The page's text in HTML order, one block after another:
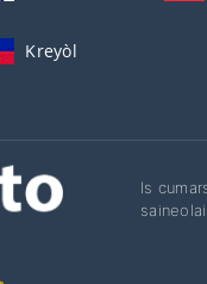
Kreyòl
Is